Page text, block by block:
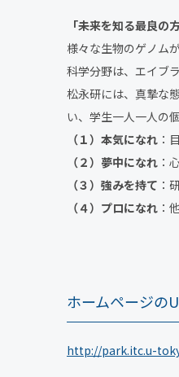
「未来を知る最良の
様々な生物のゲノム
科学分野は、エイブ
松永研には、真摯な
い、学生一人一人の
（１）本気になれ ：
（２）夢中になれ ：
（３）強みを持て ：
（４）プロになれ ：
ホームページの
http://park.itc.u-